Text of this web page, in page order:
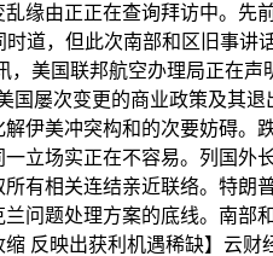
缘由正正在查询拜访中。先
时道，但此次南部和区旧事
，美国联邦航空办理局正在
国屡次变更的商业政策及其
伊美冲突构和的次要妨碍。
立场实正在不容易。列国外
有相关连结亲近联络。特朗
问题处理方案的底线。南部
反映出获利机遇稀缺】云